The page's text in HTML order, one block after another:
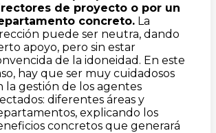
de proyecto o por un
concreto. La
puede ser neutra, dando
apoyo, pero sin estar
de la idoneidad. En este
hay que ser muy cuidadosos
la gestión de los agentes
diferentes áreas y
explicando los
concretos que generará